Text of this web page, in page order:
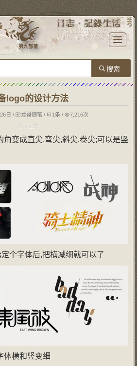
T
o
l
e
n
第九部落
logo的设计方法
日 / 龙哥随笔/ 1条/ 7,216次
角变成直尖,弯尖,斜尖,卷尖;可以是竖
个字体后,把横减细就可以了
体横和竖变细